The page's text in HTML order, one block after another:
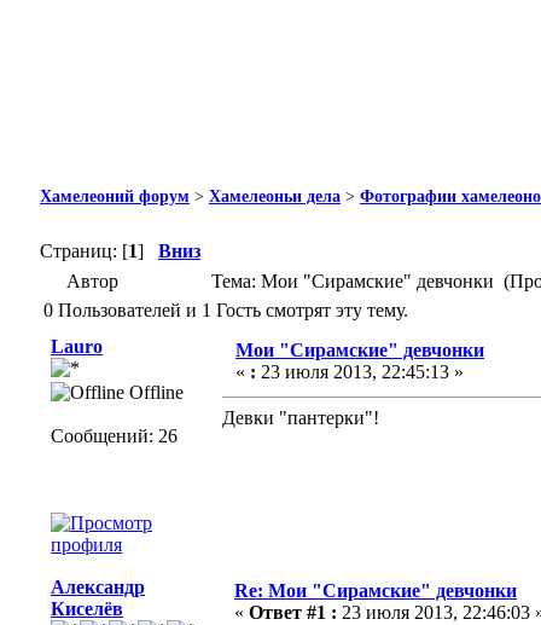
Хамелеоний форум > Хамелеоньи дела > Фотографии
Страниц: [1] Вниз
Автор
Тема: Мои "Сирамские" девчонки
0 Пользователей и 1 Гость смотрят эту тему.
Lauro
Offline
Сообщений: 26
Мои "Сирамские" девчонки
« : 23 июля 2013, 22:45:13 »
Девки "пантерки"!
Александр
Киселёв
Re: Мои "Сирамские" девчонки
« Ответ #1 : 23 июля 2013, 22:46:03